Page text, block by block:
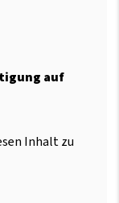
auf
Inhalt zu